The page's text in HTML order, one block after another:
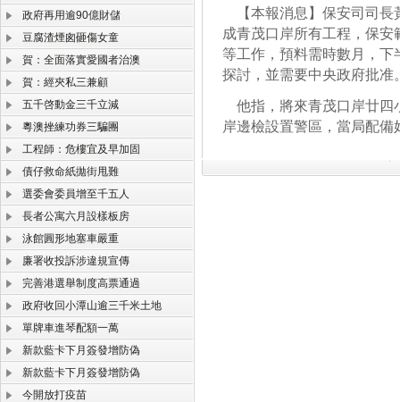
政府再用逾90億財儲
豆腐渣煙囪砸傷女童
賀：全面落實愛國者治澳
賀：經夾私三兼顧
五千啓動金三千立減
粵澳挫練功券三騙團
工程師：危樓宜及早加固
債仔救命紙拋街甩難
選委會委員增至千五人
長者公寓六月設樣板房
泳館圓形地塞車嚴重
廉署收投訴涉違規宣傳
完善港選舉制度高票通過
政府收回小潭山逾三千米土地
單牌車進琴配額一萬
新款藍卡下月簽發增防偽
新款藍卡下月簽發增防偽
今開放打疫苗
【本報消息】保安司司長
成青茂口岸所有工程，保
等工作，預料需時數月，
探討，並需要中央政府批准
他指，將來青茂口岸廿四
岸邊檢設置警區，當局配